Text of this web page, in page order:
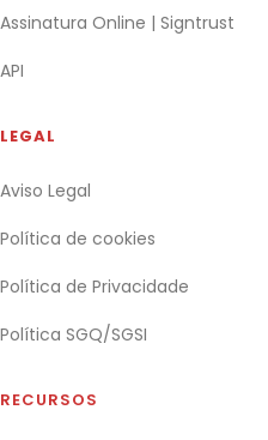
Assinatura Online | Signtrust
API
LEGAL
Aviso Legal
Política de cookies
Política de Privacidade
Política SGQ/SGSI
RECURSOS